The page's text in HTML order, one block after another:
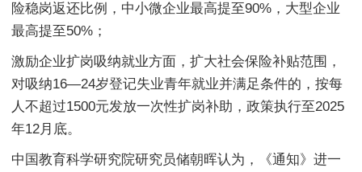
险稳岗返还比例，中小微企业最高提至90%，大型企业
最高提至50%；
激励企业扩岗吸纳就业方面，扩大社会保险补贴范围，
对吸纳16—24岁登记失业青年就业并满足条件的，按每
人不超过1500元发放一次性扩岗补助，政策执行至2025
年12月底。
中国教育科学研究院研究员储朝晖认为，《通知》进一